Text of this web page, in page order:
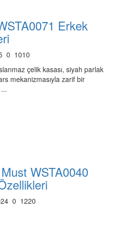
Erkek
0 1010
çelik kasası, siyah parlak
mekanizmasıyla zarif bir
WSTA0040
0 1220